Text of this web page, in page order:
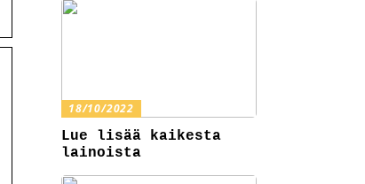
18/10/2022
Lue lisää kaikesta
lainoista